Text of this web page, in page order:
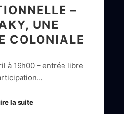
–
UNE
COLONIALE
à 19h00 – entrée libre
la suite